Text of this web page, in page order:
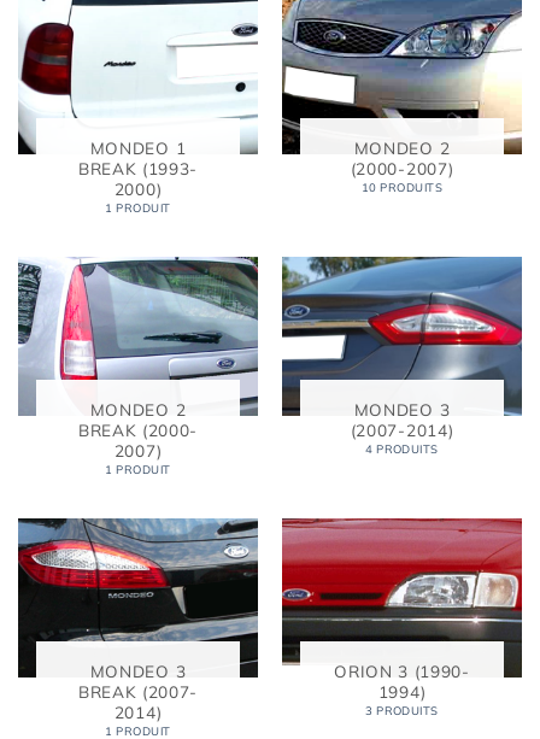
MONDEO 1
BREAK (1993-
2000)
1 PRODUIT
MONDEO 2
(2000-2007)
10 PRODUITS
MONDEO 2
BREAK (2000-
2007)
1 PRODUIT
MONDEO 3
(2007-2014)
4 PRODUITS
MONDEO 3
BREAK (2007-
2014)
1 PRODUIT
ORION 3 (1990-
1994)
3 PRODUITS